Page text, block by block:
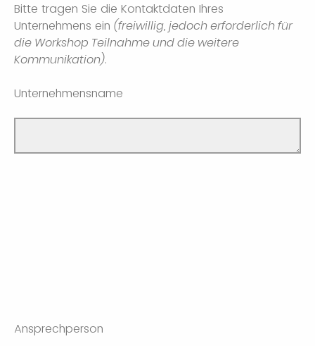
Bitte tragen Sie die Kontaktdaten Ihres
Unternehmens ein (freiwillig, jedoch erforderlich für
die Workshop Teilnahme und die weitere
Kommunikation).
Unternehmensname
Ansprechperson